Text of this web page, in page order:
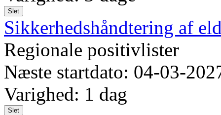
Slet
Sikkerhedshåndtering af
Regionale positivlister
Næste startdato: 04-03-
Varighed: 1 dag
Slet